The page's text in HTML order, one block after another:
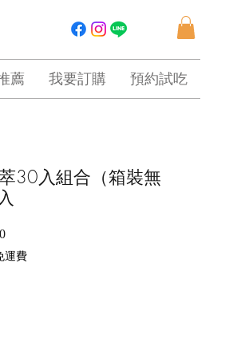
薦 我要訂購 預約試吃
30入組合（箱裝無
促
銷
價
運費